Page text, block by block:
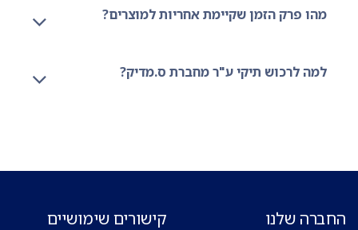
מהו פרק הזמן שקיימת אחריות למוצרים?
למה לרכוש תיקי ע"ר מחברת ס.מדיק?
החברה שלנו קישורים שימושיים